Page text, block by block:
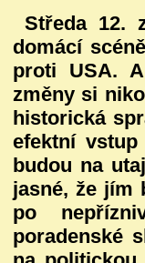
Středa 12.
domácí
proti USA.
změny si
historická
efektní
budou na
jasné, že jím
po
poradenské